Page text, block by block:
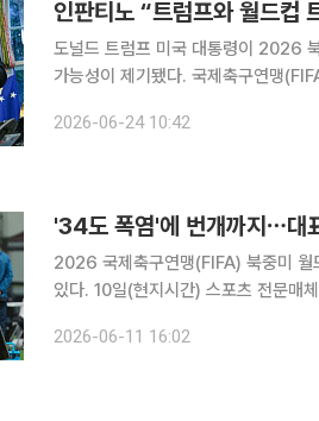
인판티노 “트럼프와 월드컵
도널드 트럼프 미국 대통령이 2026
가능성이 제기됐다. 국제축구연맹
장은 전날 미국 폭스뉴스 프로그램 ‘
2026-06-24 10:42
'34도 폭염'에 번개까지⋯대
2026 국제축구연맹(FIFA) 북중미 월
있다. 10일(현지시간) 스포츠 전문매체 디애슬레틱은 2026 FIFA 북중미 월드컵이 최근 수십 년 사
릴 것으로 예상되며 폭염뿐 아니라 낙
2026-06-11 16:02